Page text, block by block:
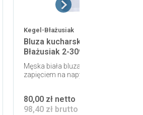
Kegel-Błażusiak
Bluza kucharska HACCP Kegel-
Błażusiak 2-3092-231-1080M
Męska biała bluza kucharska z
zapięciem na napy
80,00 zł netto
98,40 zł brutto